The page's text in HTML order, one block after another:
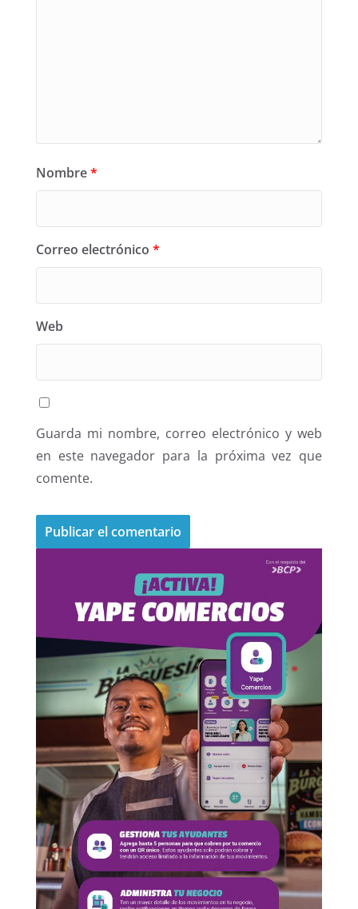
Nombre*
Correo electrónico *
Web
Guarda mi nombre, correo electrónico y web
en este navegador para la próxima vez que
comente.